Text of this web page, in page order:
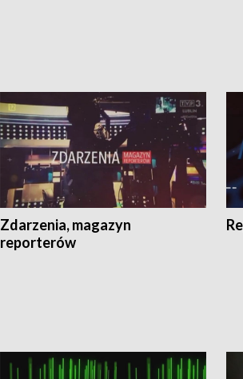
Zdarzenia, magazyn
reporterów